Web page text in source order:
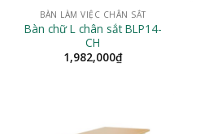
BÀN LÀM VIỆC CHÂN SẮT
Bàn chữ L chân sắt BLP14-
CH
1,982,000₫